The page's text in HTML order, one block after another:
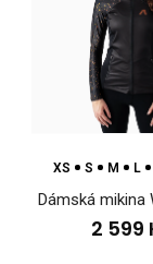
XS S M L
Dámská mikina
2 599